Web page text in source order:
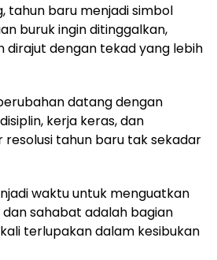
tahun baru menjadi simbol
buruk ingin ditinggalkan,
dirajut dengan tekad yang lebih
datang dengan
kerja keras, dan
tahun baru tak sekadar
waktu untuk menguatkan
dan sahabat adalah bagian
terlupakan dalam kesibukan